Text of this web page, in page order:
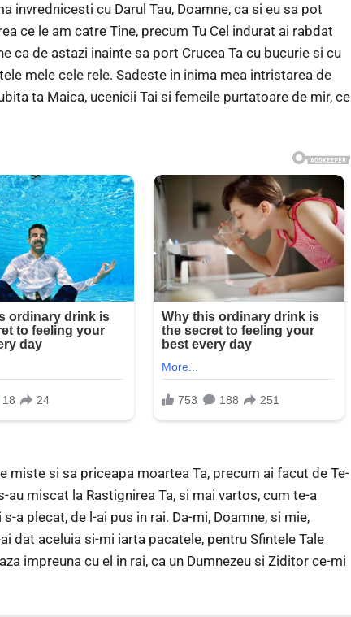
invrednicesti cu Darul Tau, Doamne, ca si eu sa pot
ce le am catre Tine, precum Tu Cel indurat ai rabdat
ca de astazi inainte sa port Crucea Ta cu bucurie si cu
mele cele rele. Sadeste in inima mea intristarea de
ta Maica, ucenicii Tai si femeile purtatoare de mir, ce
miste si sa priceapa moartea Ta, precum ai facut de Te-
miscat la Rastignirea Ta, si mai vartos, cum te-a
plecat, de l-ai pus in rai. Da-mi, Doamne, si mie,
dat aceluia si-mi iarta pacatele, pentru Sfintele Tale
impreuna cu el in rai, ca un Dumnezeu si Ziditor ce-mi